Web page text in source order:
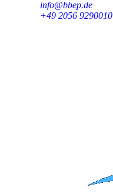
info@bbep.de
+49 2056 9290010